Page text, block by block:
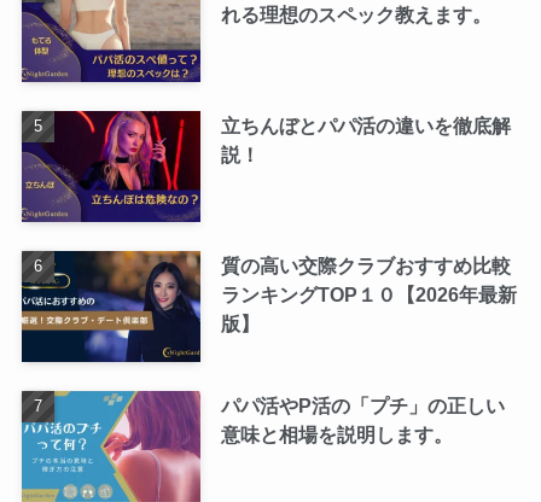
れる理想のスペック教えます。
立ちんぼとパパ活の違いを徹底解
説！
質の高い交際クラブおすすめ比較
ランキングTOP１０【2026年最新
版】
パパ活やP活の「プチ」の正しい
意味と相場を説明します。